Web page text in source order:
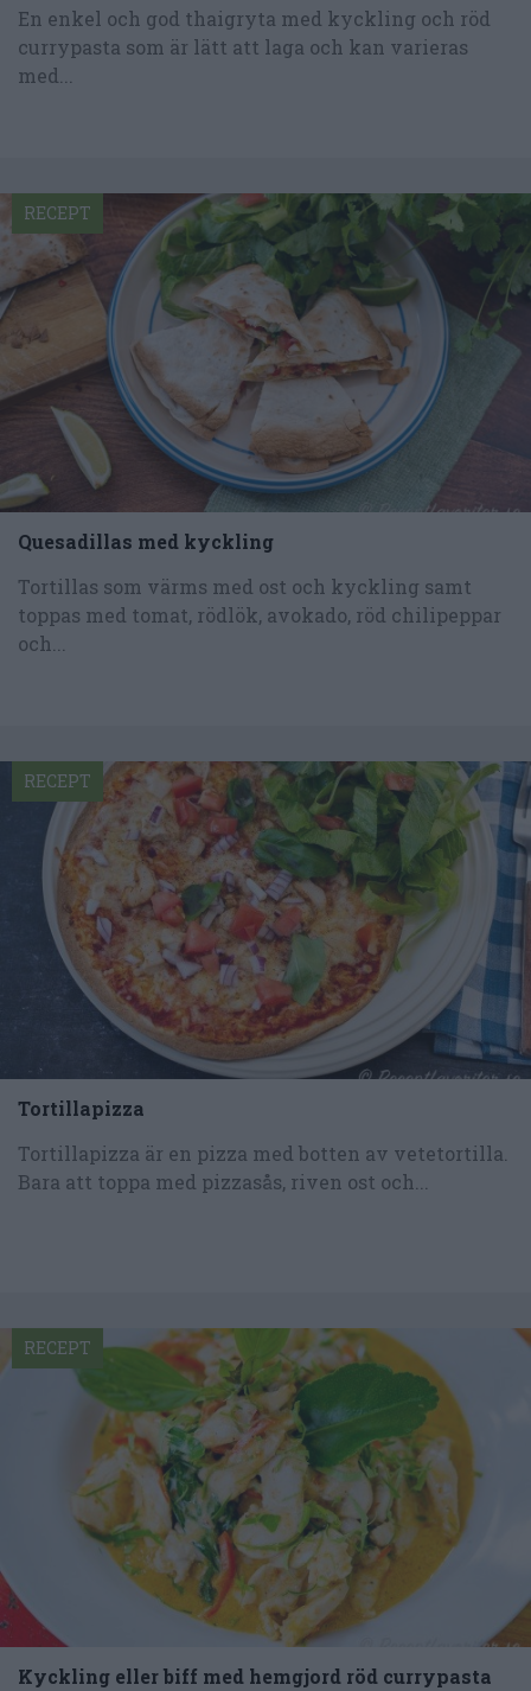
En enkel och god thaigryta med kyckling och röd
currypasta som är lätt att laga och kan varieras
med...
Quesadillas med kyckling
Tortillas som värms med ost och kyckling samt
toppas med tomat, rödlök, avokado, röd chilipeppar
och...
RECEPT
Tortillapizza
Tortillapizza är en pizza med botten av vetetortilla.
Bara att toppa med pizzasås, riven ost och...
RECEPT
Kyckling eller biff med hemgjord röd currypasta
RECEPT